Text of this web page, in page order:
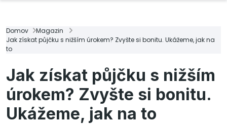
Domov
Magazin
Jak získat půjčku s nižším úrokem? Zvyšte si bonitu. Ukážeme, jak na
to
Jak získat půjčku s nižším
úrokem? Zvyšte si bonitu.
Ukážeme, jak na to